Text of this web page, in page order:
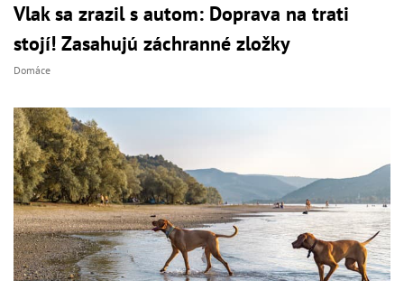
Vlak sa zrazil s autom: Doprava na trati
stojí! Zasahujú záchranné zložky
Domáce